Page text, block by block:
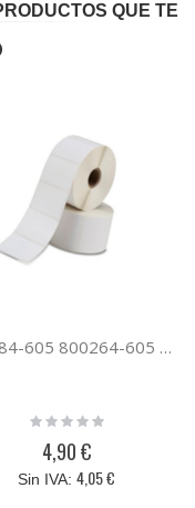
QUE TE
800284-605 800264-605 Recambio etiquetas compatible ZEBRA 101.5mm x 152mm 250 etiquetas
Rating:
4,90 €
4,05 €